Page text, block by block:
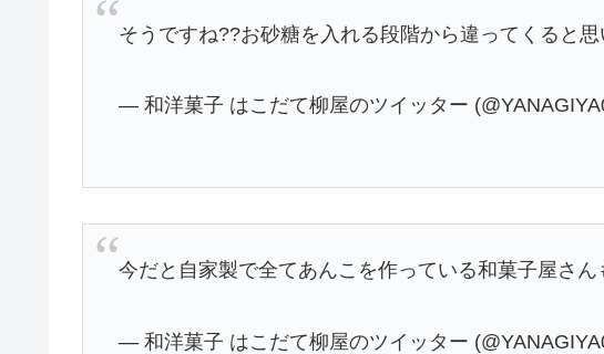
そうですね??お砂糖を入れる段階から違ってくると
— 和洋菓子 はこだて柳屋のツイッター
今だと自家製で全てあんこを作っている和菓子屋さ
— 和洋菓子 はこだて柳屋のツイッター